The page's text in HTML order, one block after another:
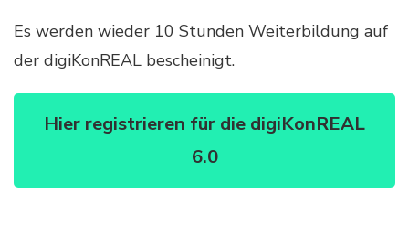
Es werden wieder 10 Stunden Weiterbildung auf
der digiKonREAL bescheinigt.
Hier registrieren für die digiKonREAL
6.0